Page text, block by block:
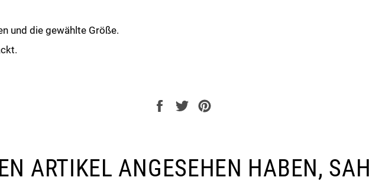
und die gewählte Größe.
Auf
Auf
ARTIKEL ANGESEHEN HABEN,